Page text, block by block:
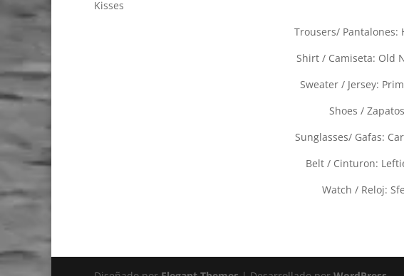
Kisses
Trousers/ Pantalones:
Shirt / Camiseta: Old
Sweater / Jersey:
Shoes /
Sunglasses/ Gafas:
Belt / Cinturon:
Watch / Reloj: